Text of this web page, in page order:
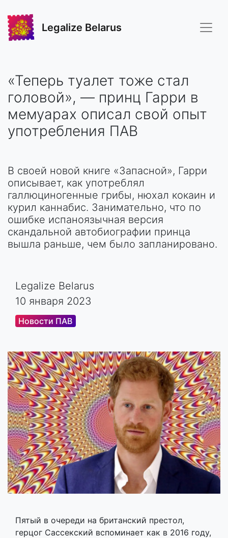
Legalize Belarus
«Теперь туалет тоже стал
головой», — принц Гарри в
мемуарах описал свой опыт
употребления ПАВ
В своей новой книге «Запасной», Гарри
описывает, как употреблял
галлюциногенные грибы, нюхал кокаин и
курил каннабис. Занимательно, что по
ошибке испаноязычная версия
скандальной автобиографии принца
вышла раньше, чем было запланировано.
Legalize Belarus
10 января 2023
Новости ПАВ
Пятый в очереди на британский престол,
герцог Сассекский вспоминает как в 2016 году,